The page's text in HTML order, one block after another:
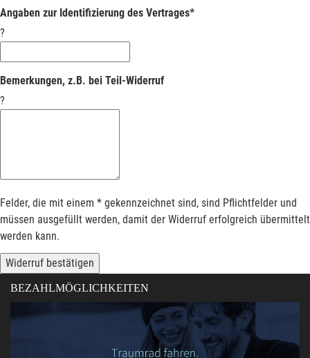
Angaben zur Identifizierung des Vertrages*
?
Bemerkungen, z.B. bei Teil-Widerruf
?
Felder, die mit einem * gekennzeichnet sind, sind Pflichtfelder und
müssen ausgefüllt werden, damit der Widerruf erfolgreich übermittelt
werden kann.
Widerruf bestätigen
BEZAHLMÖGLICHKEITEN